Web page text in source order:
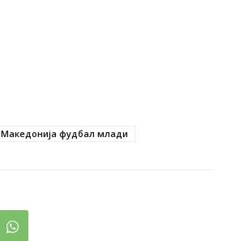
Македонија фудбал млади